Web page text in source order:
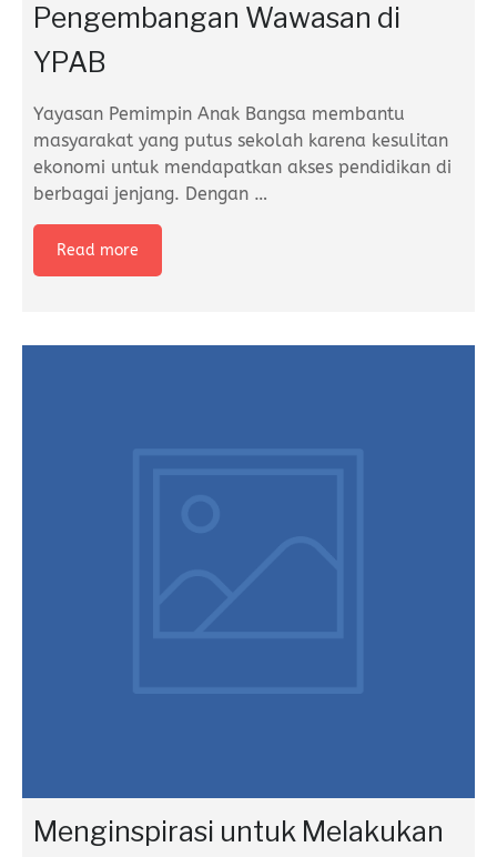
Pengembangan Wawasan di
YPAB
Yayasan Pemimpin Anak Bangsa membantu
masyarakat yang putus sekolah karena kesulitan
ekonomi untuk mendapatkan akses pendidikan di
berbagai jenjang. Dengan …
Read more
Menginspirasi untuk Melakukan